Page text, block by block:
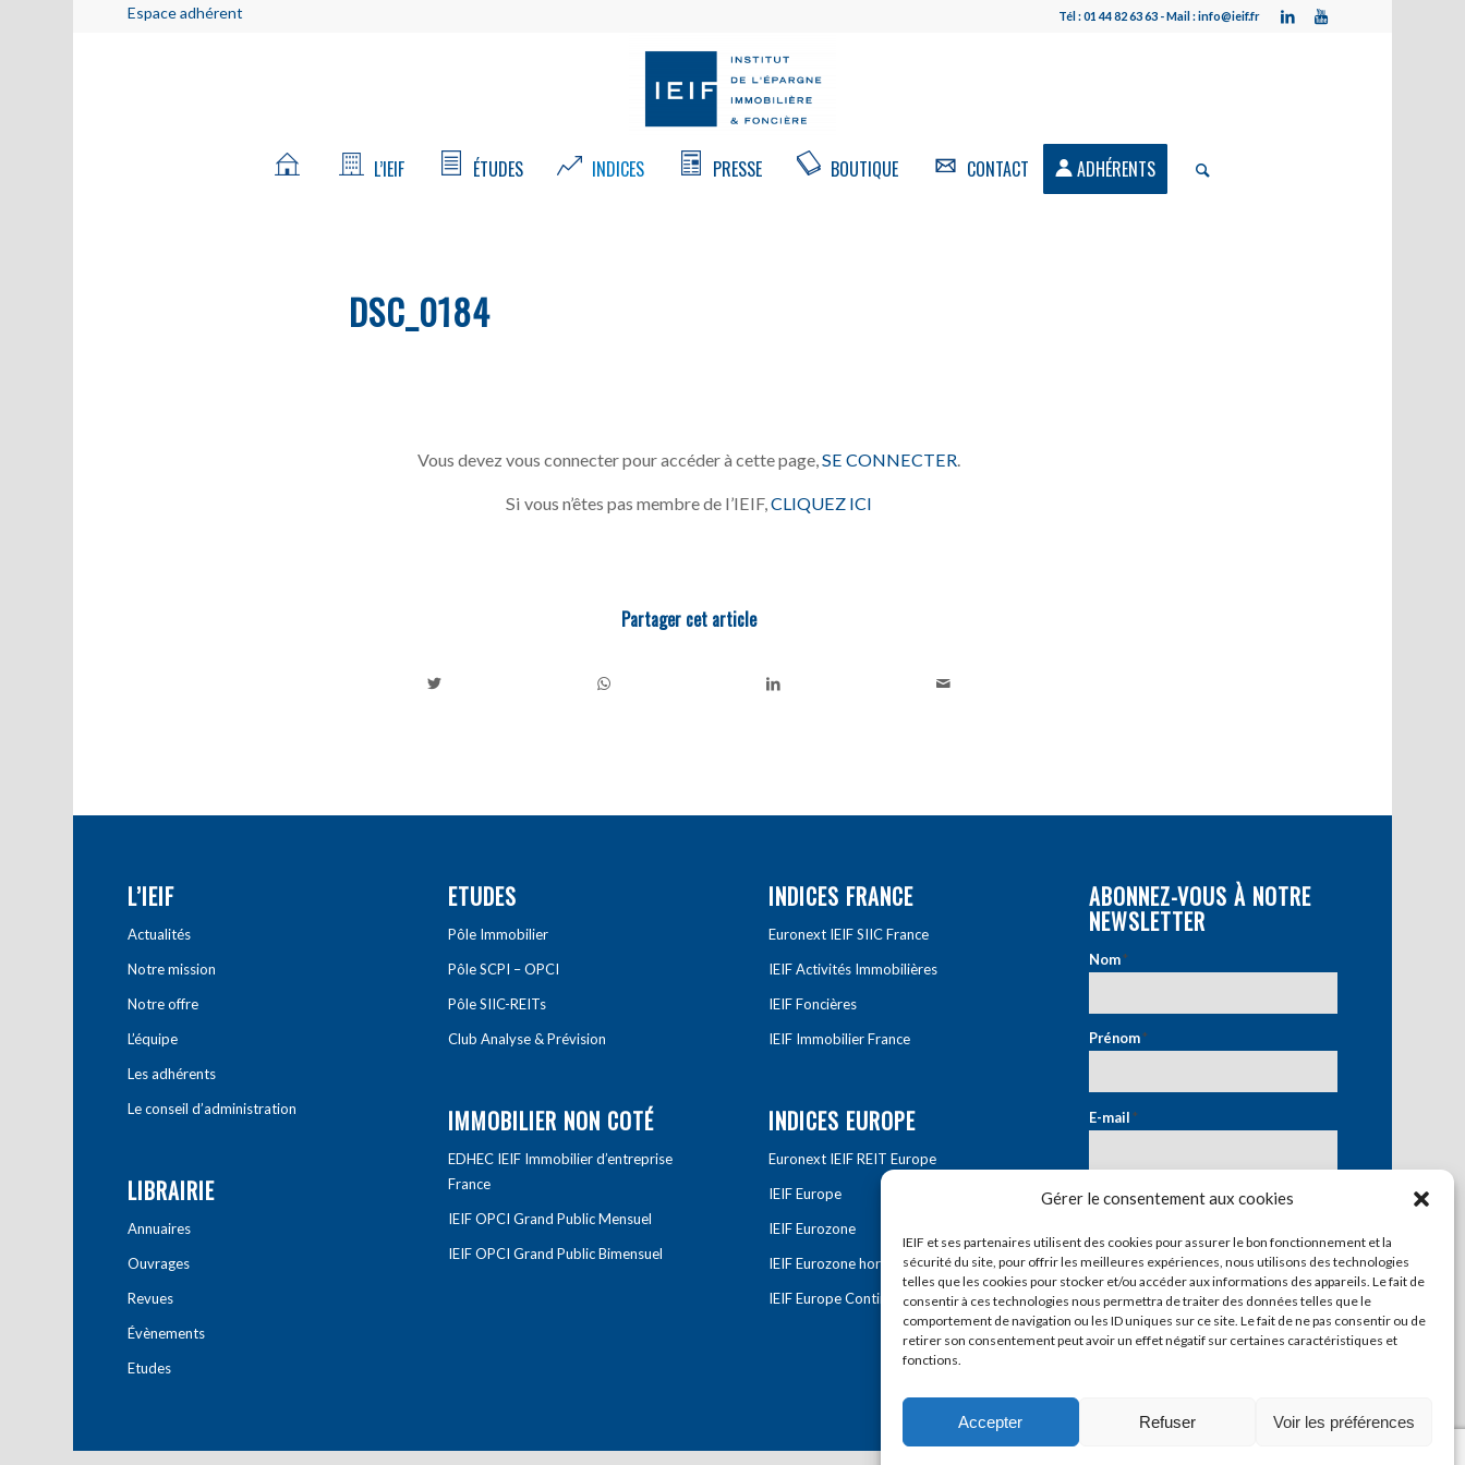
Gérer le consentement aux cookies
IEIF et ses partenaires utilisent des cookies pour assurer le bon fonctionnement et la
sécurité du site, pour offrir les meilleures expériences, nous utilisons des technologies
telles que les cookies pour stocker et/ou accéder aux informations des appareils. Le fait de
consentir à ces technologies nous permettra de traiter des données telles que le
comportement de navigation ou les ID uniques sur ce site. Le fait de ne pas consentir ou de
retirer son consentement peut avoir un effet négatif sur certaines caractéristiques et
fonctions.
Accepter Refuser Voir les préférences
Espace adhérent Tél : 01 44 82 63 63 - Mail : info@ieif.fr
L’IEIF ÉTUDES INDICES PRESSE BOUTIQUE CONTACT ADHÉRENTS
DSC_0184
Vous devez vous connecter pour accéder à cette page, SE CONNECTER
Si vous n’êtes pas membre de l’IEIF,CLIQUEZ ICI
Partager cet article
L’IEIF
Actualités
Notre mission
Notre offre
L’équipe
Les adhérents
Le conseil d’administration
LIBRAIRIE
Annuaires
Ouvrages
Revues
Évènements
Etudes
ETUDES
Pôle Immobilier
Pôle SCPI – OPCI
Pôle SIIC-REITs
Club Analyse & Prévision
IMMOBILIER NON COTÉ
EDHEC IEIF Immobilier d’entreprise
France
IEIF OPCI Grand Public Mensuel
IEIF OPCI Grand Public Bimensuel
INDICES FRANCE
Euronext IEIF SIIC France
IEIF Activités Immobilières
IEIF Foncières
IEIF Immobilier France
INDICES EUROPE
Euronext IEIF REIT Europe
IEIF Europe
IEIF Eurozone
IEIF Eurozone hors France
IEIF Europe Continentale
ABONNEZ-VOUS À NOTRE
NEWSLETTER
Nom*
Prénom*
E-mail*